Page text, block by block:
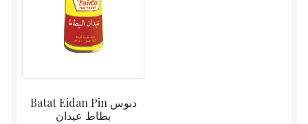
Batat Eidan Pin دبوس
بطاط عيدان